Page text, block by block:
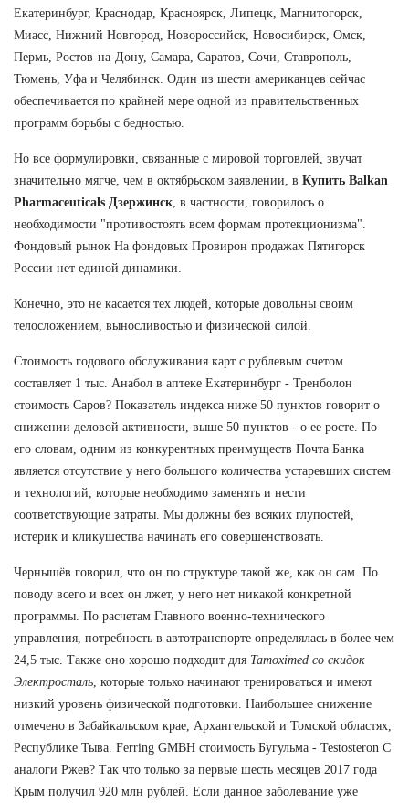
Екатеринбург, Краснодар, Красноярск, Липецк, Магнитогорск,
Миасс, Нижний Новгород, Новороссийск, Новосибирск, Омск,
Пермь, Ростов-на-Дону, Самара, Саратов, Сочи, Ставрополь,
Тюмень, Уфа и Челябинск. Один из шести американцев сейчас
обеспечивается по крайней мере одной из правительственных
программ борьбы с бедностью.
Но все формулировки, связанные с мировой торговлей, звучат
значительно мягче, чем в октябрьском заявлении, в Купить Balkan
Pharmaceuticals Дзержинск , в частности, говорилось о
необходимости "противостоять всем формам протекционизма".
Фондовый рынок На фондовых Провирон продажах Пятигорск
России нет единой динамики.
Конечно, это не касается тех людей, которые довольны своим
телосложением, выносливостью и физической силой.
Стоимость годового обслуживания карт с рублевым счетом
составляет 1 тыс. Анабол в аптеке Екатеринбург - Тренболон
стоимость Саров? Показатель индекса ниже 50 пунктов говорит о
снижении деловой активности, выше 50 пунктов - о ее росте. По
его словам, одним из конкурентных преимуществ Почта Банка
является отсутствие у него большого количества устаревших систем
и технологий, которые необходимо заменять и нести
соответствующие затраты. Мы должны без всяких глупостей,
истерик и кликушества начинать его совершенствовать.
Чернышёв говорил, что он по структуре такой же, как он сам. По
поводу всего и всех он лжет, у него нет никакой конкретной
программы. По расчетам Главного военно-технического
управления, потребность в автотранспорте определялась в более чем
24,5 тыс. Также оно хорошо подходит для Tamoximed со скидок
Электросталь , которые только начинают тренироваться и имеют
низкий уровень физической подготовки. Наибольшее снижение
отмечено в Забайкальском крае, Архангельской и Томской областях,
Республике Тыва. Ferring GMBH стоимость Бугульма - Testosteron C
аналоги Ржев? Так что только за первые шесть месяцев 2017 года
Крым получил 920 млн рублей. Если данное заболевание уже